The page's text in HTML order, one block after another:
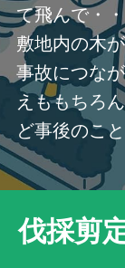
て飛んで・
敷地内の木
事故につな
えももちろ
ど事後のこ
伐採剪